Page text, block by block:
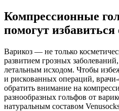
Компрессионные
помогут избавиться
Варикоз — не только
развитием грозных
летальным исходом. Чтобы
и рискованных операций,
обратить внимание на
разнообразных гольфов от
натуральным составом